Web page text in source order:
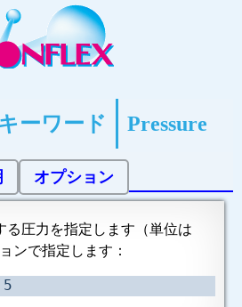
ーワード Pressure
オプション
る圧力を指定します（単位は
ンで指定します：